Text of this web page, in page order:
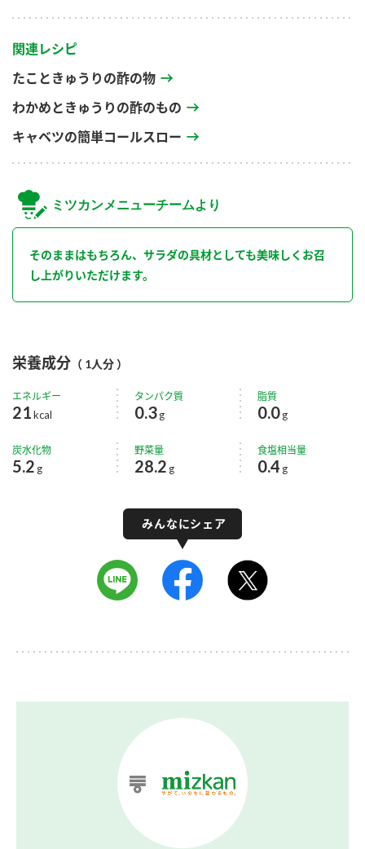
関連レシピ
たこときゅうりの酢の物
わかめときゅうりの酢のもの
キャベツの簡単コールスロー
ミツカンメニューチームより
そのままはもちろん、サラダの具材としても美味しくお召
し上がりいただけます。
栄養成分 （ 1人分 ）
エネルギー
21kcal
タンパク質
0.3g
脂質
0.0 g
炭水化物
5.2 g
野菜量
28.2 g
食塩相当量
0.4 g